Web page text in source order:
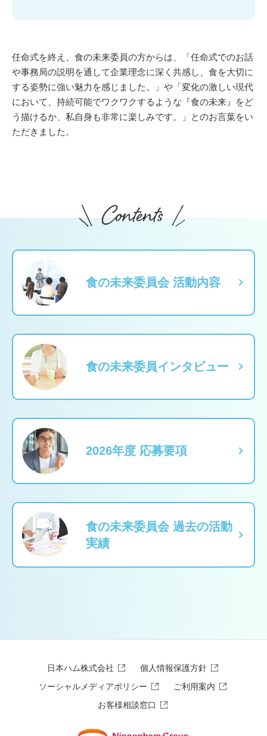
任命式を終え、食の未来委員の方からは、「任命式でのお話
や事務局の説明を通して企業理念に深く共感し、食を大切に
する姿勢に強い魅力を感じました。」や「変化の激しい現代
において、持続可能でワクワクするような『食の未来』をど
う描けるか、私自身も非常に楽しみです。」とのお言葉をい
ただきました。
食の未来委員会 活動内容
食の未来委員インタビュー
2026年度 応募要項
食の未来委員会 過去の活動
実績
日本ハム株式会社
個人情報保護方針
ソーシャルメディアポリシー
ご利用案内
お客様相談窓口